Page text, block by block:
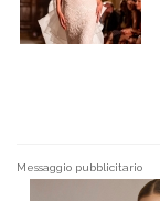
Messaggio pubblicitario